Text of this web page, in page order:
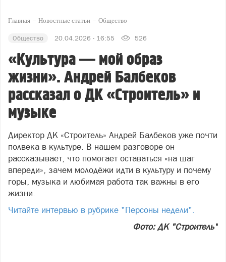
Главная Новостные статьи Общество
Общество 20.04.2026 - 16:55 526
«Культура — мой образ
жизни». Андрей Балбеков
рассказал о ДК «Строитель» и
музыке
Директор ДК «Строитель» Андрей Балбеков уже почти
полвека в культуре. В нашем разговоре он
рассказывает, что помогает оставаться «на шаг
впереди», зачем молодёжи идти в культуру и почему
горы, музыка и любимая работа так важны в его
жизни.
Читайте интервью в рубрике "Персоны недели".
Фото: ДК "Строитель"